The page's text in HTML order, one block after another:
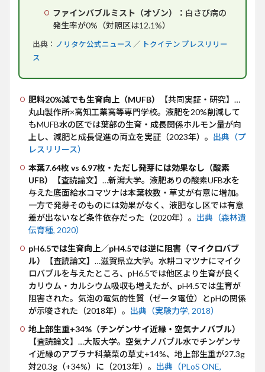
ファインバブルミスト（オゾン）： 白さび病の
発生率が0%（対照区は12.1%）
出典： ノリタケ公式ニュース ／ トクイテン プレスリリー
ス
肥料20%減でも生育向上（MUFB）
【共同実証・研究】…
丸山製作所×高知工業高等専門学校。液肥を20%削減して
もMUFB水の区では葉部の生育・成長関係ホルモン量が向
上し、減肥と成長促進の両立を実証（2023年）。 出典（プ
レスリリース）
本葉7.64枚 vs 6.97枚・ただし発芽には効果なし（酸素
UFB）
【査読論文】…新潟大学。液肥ありの酸素UFB水を
与えた底面給水コマツナは本葉枚数・草丈が有意に増加。
一方で発芽そのものには効果がなく、液肥なし区では有意
差が出ないなど条件依存だった（2020年）。 出典（森林遺
伝育種, 2020）
pH6.5では生育向上／pH4.5では逆に阻害（マイクロバブ
ル）
【査読論文】…滋賀県立大学。水耕コマツナにマイク
ロバブルを与えたところ、pH6.5では他区より生育が良く
カリウム・カルシウム吸収も増えたが、pH4.5では生育が
阻害された。気泡の電気的性質（ゼータ電位）とpHの関係
が示唆された（2018年）。 出典（実験力学, 2018）
地上部生重+34%（チンゲンサイ近縁・空気ナノバブル）
【査読論文】…大阪大学。空気ナノバブル水でチンゲンサ
イ近縁のアブラナ科葉菜の草丈+14%、地上部生重が27.3g
対20.3g（+34%）に（2013年）。 出典（PLoS ONE,